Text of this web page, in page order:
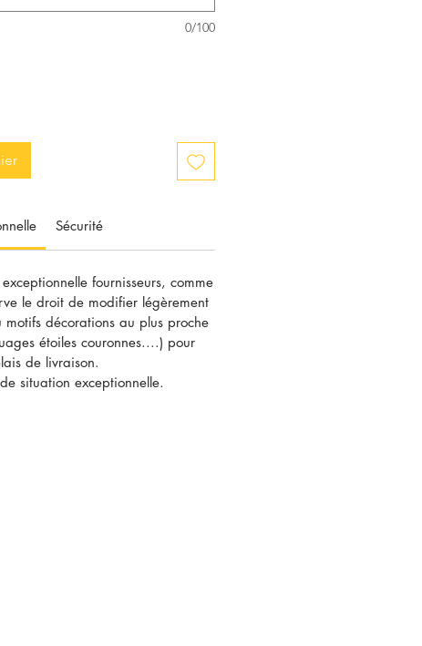
0/100
Sécurité
fournisseurs, comme
le droit de modifier légèrement
motifs décorations au plus proche
étoiles couronnes....) pour
de livraison.
situation exceptionnelle.